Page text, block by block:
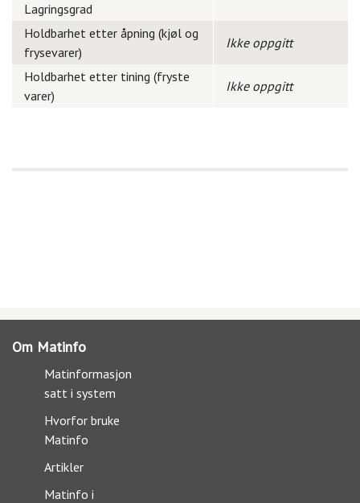
Lagringsgrad
Holdbarhet etter åpning (kjøl og
frysevarer)
Ikke oppgitt
Holdbarhet etter tining (fryste
varer)
Ikke oppgitt
Om Matinfo
Matinformasjon
satt i system
Hvorfor bruke
Matinfo
Artikler
Matinfo i